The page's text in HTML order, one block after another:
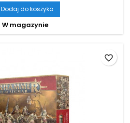
Dodaj do koszyka
W magazynie
favorite_border